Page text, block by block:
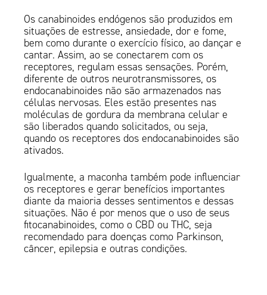
Os canabinoides endógenos são produzidos em
situações de estresse, ansiedade, dor e fome,
bem como durante o exercício físico, ao dançar e
cantar. Assim, ao se conectarem com os
receptores, regulam essas sensações. Porém,
diferente de outros neurotransmissores, os
endocanabinoides não são armazenados nas
células nervosas. Eles estão presentes nas
moléculas de gordura da membrana celular e
são liberados quando solicitados, ou seja,
quando os receptores dos endocanabinoides são
ativados.
Igualmente, a maconha também pode influenciar
os receptores e gerar benefícios importantes
diante da maioria desses sentimentos e dessas
situações. Não é por menos que o uso de seus
fitocanabinoides, como o CBD ou THC, seja
recomendado para doenças como Parkinson,
câncer, epilepsia e outras condições.